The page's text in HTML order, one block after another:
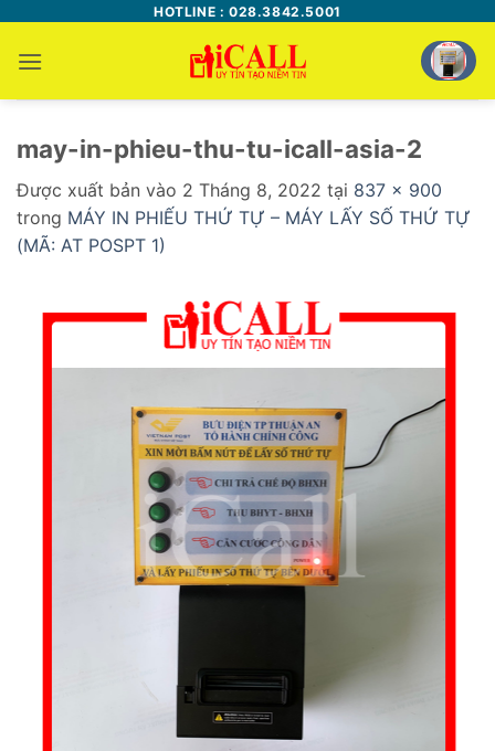
nội
dung
HOTLINE : 028.3842.5001
may-in-phieu-thu-tu-icall-asia-2
Được xuất bản vào 2 Tháng 8, 2022 tại 837 × 900
trong MÁY IN PHIẾU THỨ TỰ – MÁY LẤY SỐ THỨ TỰ
(MÃ: AT POSPT 1)